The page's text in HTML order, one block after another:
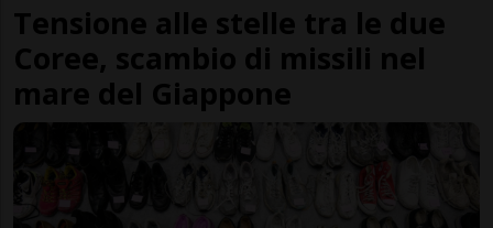
Tensione alle stelle tra le due
Coree, scambio di missili nel
mare del Giappone